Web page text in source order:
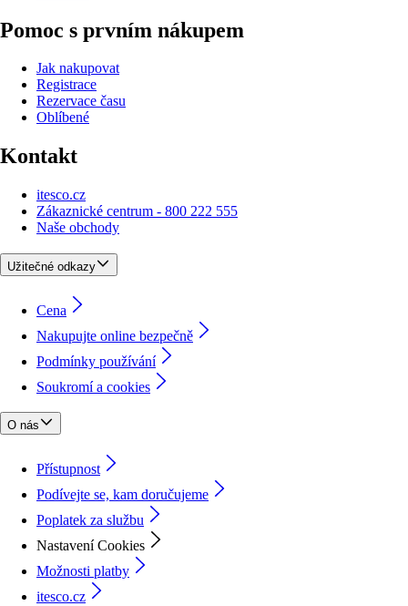
Pomoc s prvním nákupem
Jak nakupovat
Registrace
Rezervace času
Oblíbené
Kontakt
itesco.cz
Zákaznické centrum - 800 222 555
Naše obchody
Užitečné odkazy
Cena
Nakupujte online bezpečně
Podmínky používání
Soukromí a cookies
O nás
Přístupnost
Podívejte se, kam doručujeme
Poplatek za službu
Nastavení Cookies
Možnosti platby
itesco.cz